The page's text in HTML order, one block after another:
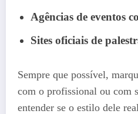
Agências de eventos
Sites oficiais de
Sempre que possível,
com o profissional ou com
entender se o estilo dele